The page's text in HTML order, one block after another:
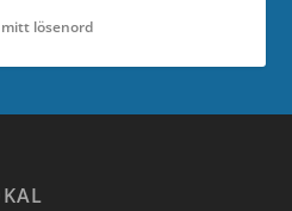
lösenord